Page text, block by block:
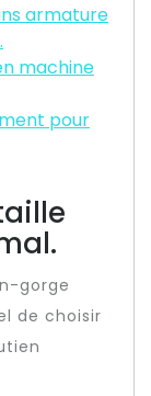
armature
machine
pour
gorge
de choisir